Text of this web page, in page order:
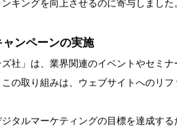
ンテンツデリバリーネットワーク（
果
、ウェブサイトに権威と信頼性をも